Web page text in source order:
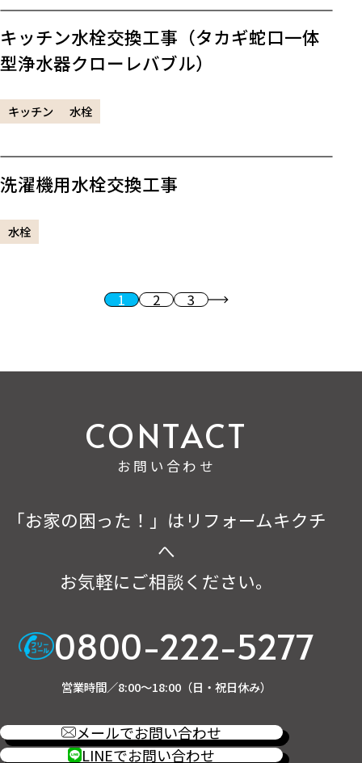
キッチン水栓交換工事（タカギ蛇口一体
型浄水器クローレバブル）
キッチン 水栓
洗濯機用水栓交換工事
水栓
投稿のページ送り 1 2 3 次へ
お問い合わせ
「お家の困った！」はリフォームキクチ
へ
お気軽にご相談ください。
0800-222-5277
営業時間／8:00～18:00（日・祝日休み）
メールでお問い合わせ
LINEでお問い合わせ